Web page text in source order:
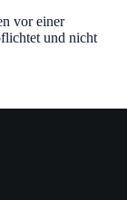
vor einer
und nicht